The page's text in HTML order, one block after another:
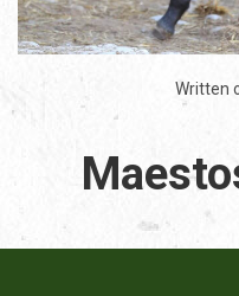
Written